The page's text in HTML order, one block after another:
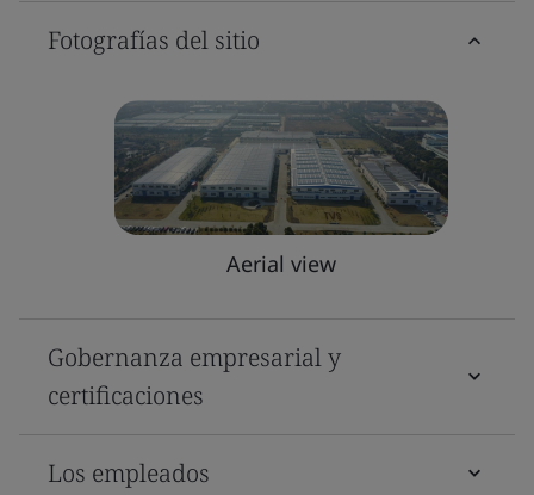
Fotografías del sitio
Aerial view
Gobernanza empresarial y
certificaciones
Los empleados